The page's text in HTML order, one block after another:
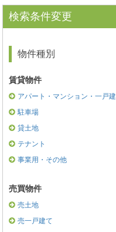
検索条件変更
物件種別
賃貸物件
アパート・マンション・一戸
駐車場
貸土地
テナント
事業用・その他
売買物件
売土地
売一戸建て